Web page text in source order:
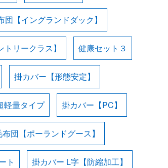
【イングランドダック】
リークラス】 健康セット３
掛カバー【形態安定】
軽量タイプ 掛カバー【PC】
団【ポーランドグース】
ト 掛カバー L字【防縮加工】